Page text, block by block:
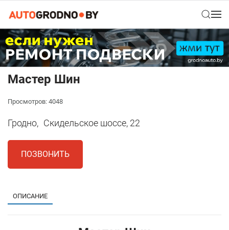
Мастер Шин
Просмотров: 4048
Гродно, Скидельское шоссе, 22
ПОЗВОНИТЬ
ОПИСАНИЕ